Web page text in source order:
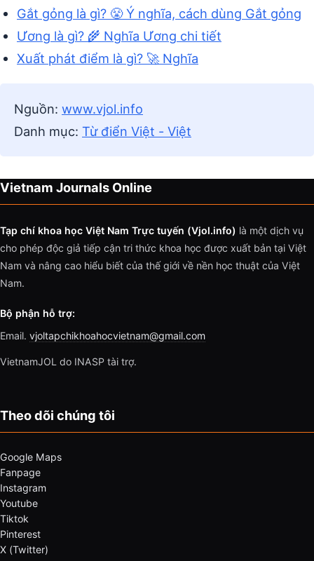
Gắt gỏng là gì? 😤 Ý nghĩa, cách dùng Gắt gỏng
Ương là gì? 🌾 Nghĩa Ương chi tiết
Xuất phát điểm là gì? 🚀 Nghĩa
Nguồn: www.vjol.info
Danh mục: Từ điển Việt - Việt
Vietnam Journals Online
Tạp chí khoa học Việt Nam Trực tuyến (Vjol.info) là một dịch vụ
cho phép độc giả tiếp cận tri thức khoa học được xuất bản tại Việt
Nam và nâng cao hiểu biết của thế giới về nền học thuật của Việt
Nam.
Bộ phận hỗ trợ:
Email. vjoltapchikhoahocvietnam@gmail.com
VietnamJOL do INASP tài trợ.
Theo dõi chúng tôi
Google Maps
Fanpage
Instagram
Youtube
Tiktok
Pinterest
X (Twitter)